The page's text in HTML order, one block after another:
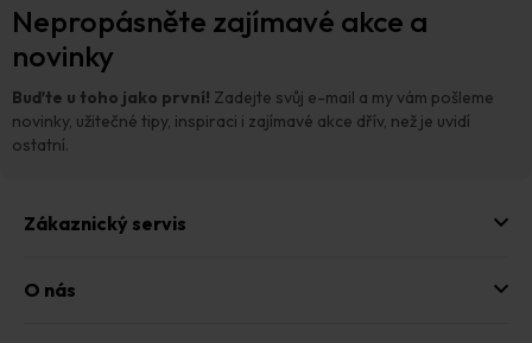
í
v
k
á
n
Nepropásněte zajímavé akce a
novinky
Buďte u toho jako první! Zadejte svůj e-mail a my vám pošleme
novinky, užitečné tipy, inspiraci i zajímavé akce dřív, než je uvidí
ostatní.
Zákaznický servis
O nás